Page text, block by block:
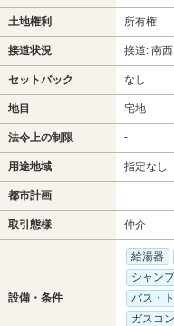
土地権利 所有権
接道状況 接道: 南
セットバック なし
地目 宅地
法令上の制限 -
用途地域 指定なし
都市計画
取引態様 仲介
設備・条件
給湯器
シャン
バス・
ガスコ